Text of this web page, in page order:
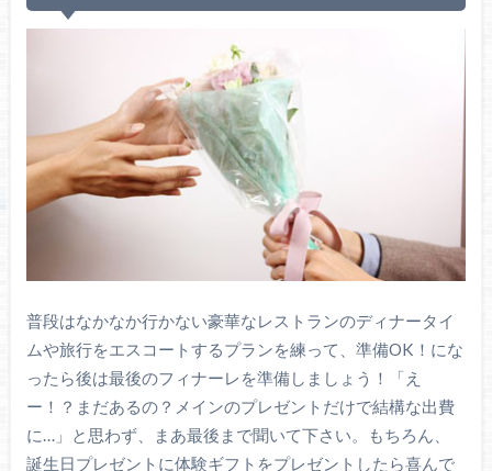
普段はなかなか行かない豪華なレストランのディナータイ
ムや旅行をエスコートするプランを練って、準備OK！にな
ったら後は最後のフィナーレを準備しましょう！「え
ー！？まだあるの？メインのプレゼントだけで結構な出費
に…」と思わず、まあ最後まで聞いて下さい。もちろん、
誕生日プレゼントに体験ギフトをプレゼントしたら喜んで